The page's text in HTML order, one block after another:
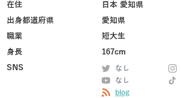
在住
日本 愛知県
出身都道府県
愛知県
職業
短大生
身長
167cm
SNS
なし
なし
blog